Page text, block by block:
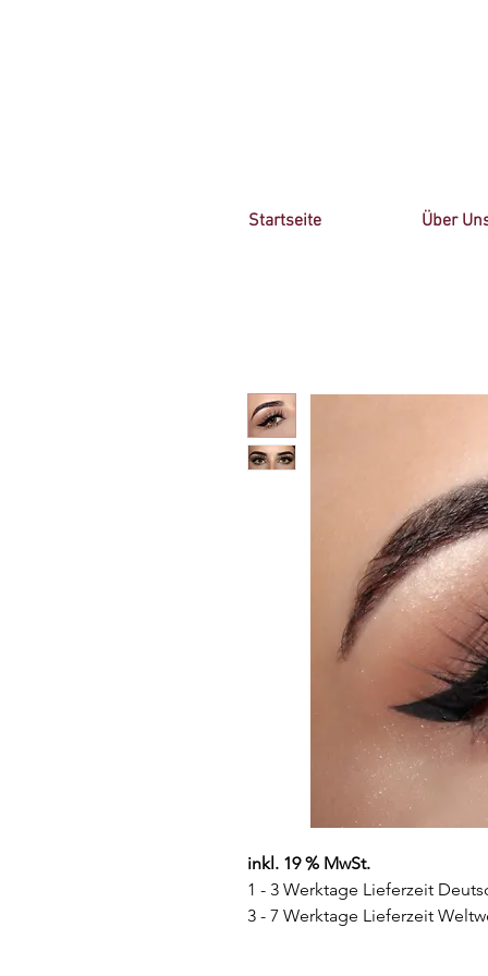
inkl. 19 % MwSt.
1 - 3 Werktage Lieferzeit
3 - 7 Werktage Lieferzeit
Startseite Über